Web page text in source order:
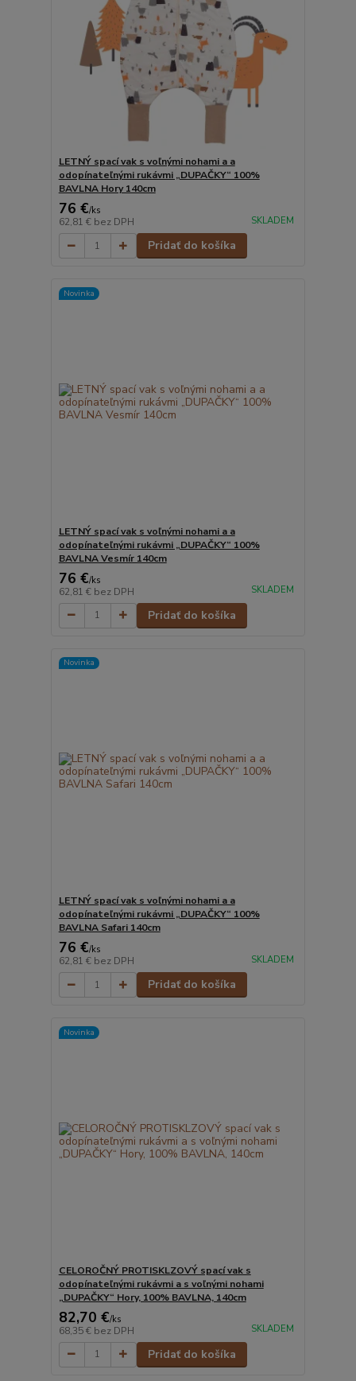
LETNÝ spací vak s voľnými nohami a a
odopínateľnými rukávmi „DUPAČKY“ 100%
BAVLNA Hory 140cm
76 €/ks
62,81 € bez DPH SKLADEM
Pridať do košíka
Novinka
LETNÝ spací vak s voľnými nohami a a
odopínateľnými rukávmi „DUPAČKY“ 100%
BAVLNA Vesmír 140cm
76 €/ks
62,81 € bez DPH SKLADEM
Pridať do košíka
Novinka
LETNÝ spací vak s voľnými nohami a a
odopínateľnými rukávmi „DUPAČKY“ 100%
BAVLNA Safari 140cm
76 €/ks
62,81 € bez DPH SKLADEM
Pridať do košíka
Novinka
CELOROČNÝ PROTISKLZOVÝ spací vak s
odopínateľnými rukávmi a s voľnými nohami
„DUPAČKY“ Hory, 100% BAVLNA, 140cm
82,70 €/ks
68,35 € bez DPH SKLADEM
Pridať do košíka